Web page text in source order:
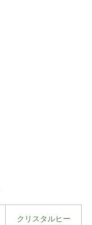
クリスタルヒー